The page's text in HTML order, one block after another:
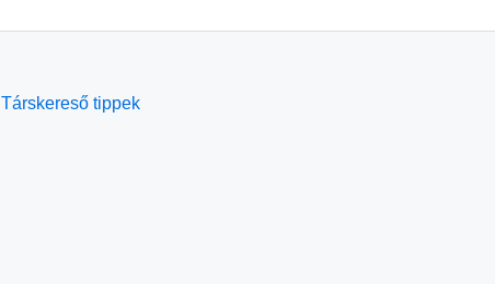
Társkereső tippek